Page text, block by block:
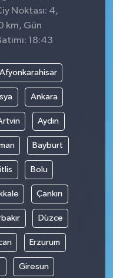
Noktası: 4,
km, Gün
18:43
Afyonkarahisar
Ankara
Aydın
Bayburt
Bolu
Çankırı
Düzce
Erzurum
Giresun